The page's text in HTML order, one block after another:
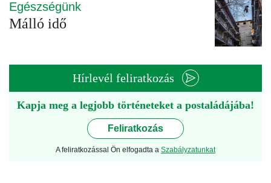
Egészségünk
Málló idő
Hírlevél feliratkozás
Kapja meg a legjobb történeteket a postaládájába!
Feliratkozás
A feliratkozással Ön elfogadta a Szabályzatunkat